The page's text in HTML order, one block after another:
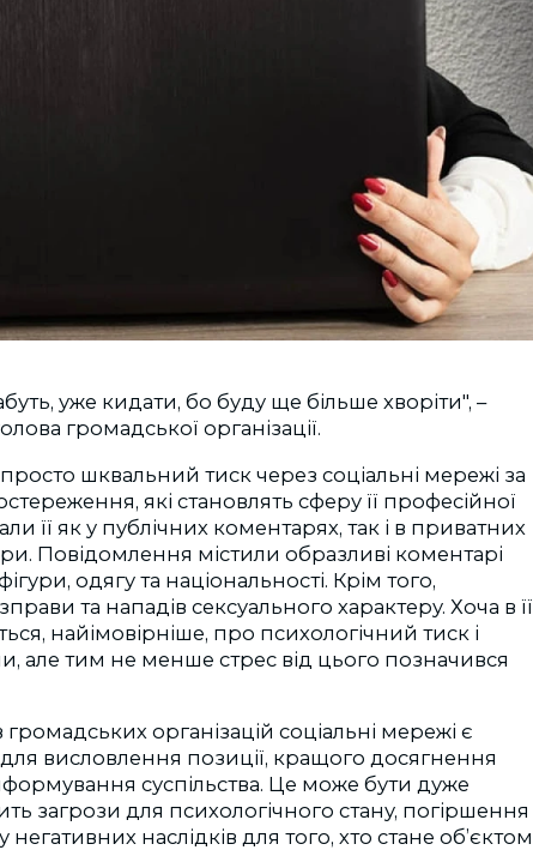
уже кидати, бо буду ще більше хворіти", –
громадської організації.
шквальний тиск через соціальні мережі за
які становлять сферу її професійної
її як у публічних коментарях, так і в приватних
Повідомлення містили образливі коментарі
одягу та національності. Крім того,
та нападів сексуального характеру. Хоча в її
найімовірніше, про психологічний тиск і
але тим не менше стрес від цього позначився
організацій соціальні мережі є
висловлення позиції, кращого досягнення
суспільства. Це може бути дуже
загрози для психологічного стану, погіршення
наслідків для того, хто стане об’єктом